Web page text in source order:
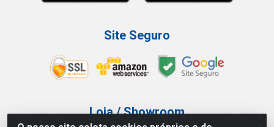
Site Seguro
Loja / Showroom